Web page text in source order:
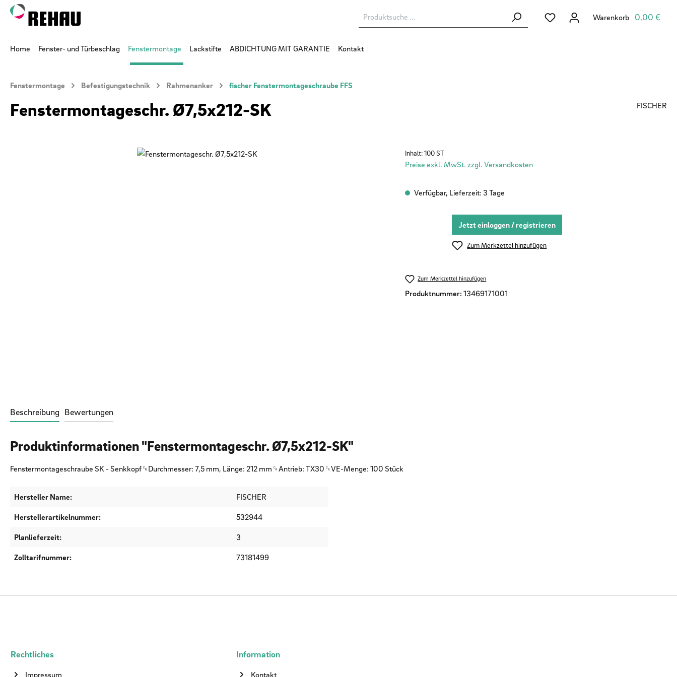
Hauptinhalt springen
Zur Suche springen
Zur Hauptnavigation springen
Du hast 0 Produkte auf dem
Warenkorb 0,00 €
Home Fenster- und Türbeschlag Fenstermontage Lackstifte ABDICHTUNG MIT GARANTIE Kontakt
Fenstermontage Befestigungstechnik Rahmenanker fischer Fenstermontageschraube FFS
Fenstermontageschr. Ø7,5x212-SK FISCHER
Inhalt:100 ST
Preise exkl. MwSt. zzgl. Versandkosten
Verfügbar, Lieferzeit: 3 Tage
Jetzt einloggen / registrieren
Zum Merkzettel hinzufügen
Zum Merkzettel hinzufügen
Produktnummer: 13469171001
Beschreibung Bewertungen
Produktinformationen "Fenstermontageschr. Ø7,5x212-SK"
Fenstermontageschraube SK - Senkkopf␍Durchmesser: 7,5 mm, Länge: 212 mm␍Antrieb: TX30␍VE-Menge: 100 Stück
Hersteller Name:
FISCHER
Herstellerartikelnummer:
532944
Planlieferzeit:
3
Zolltarifnummer:
73181499
Rechtliches
Impressum
Information
Kontakt